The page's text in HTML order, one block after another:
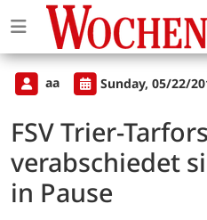
aa Sunday, 05/22/
FSV Trier-
verabschiedet
in Pause